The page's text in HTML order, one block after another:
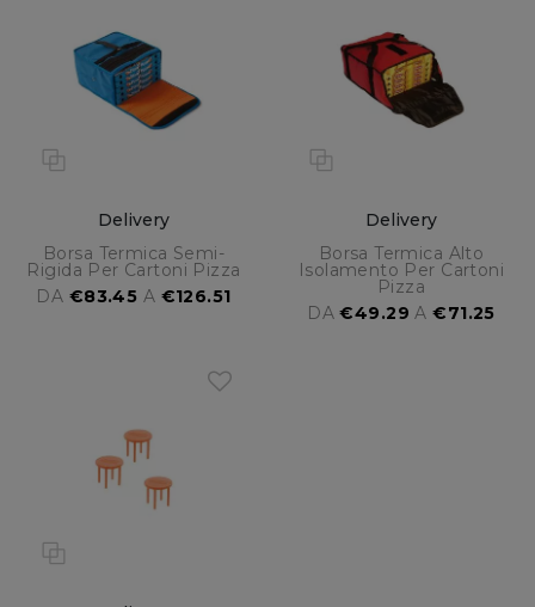
Delivery
Borsa Termica Semi-
Rigida Per Cartoni Pizza
DA €83.45 A €126.51
Delivery
Borsa Termica Alto
Isolamento Per Cartoni
Pizza
DA€49.29 A€71.25